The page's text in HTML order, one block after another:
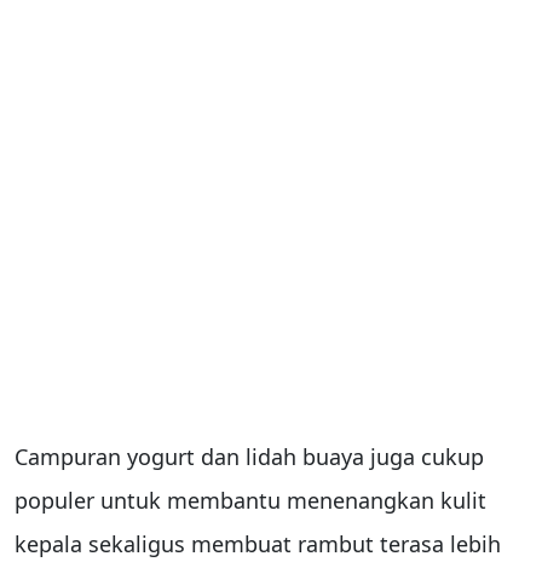
Campuran yogurt dan lidah buaya juga cukup
populer untuk membantu menenangkan kulit
kepala sekaligus membuat rambut terasa lebih